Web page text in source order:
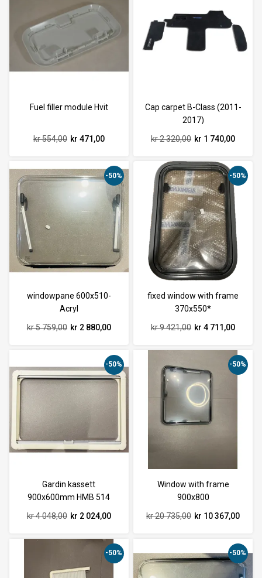
Fuel filler module Hvit
kr 554,00 kr 471,00
Cap carpet B-Class (2011-
2017)
kr 2 320,00 kr 1 740,00
windowpane 600x510-
Acryl
-50%
kr 5 759,00 kr 2 880,00
fixed window with frame
370x550*
-50%
kr 9 421,00 kr 4 711,00
Gardin kassett
900x600mm HMB 514
2011
-50%
kr 4 048,00 kr 2 024,00
Window with frame
900x800
-50%
kr 20 735,00 kr 10 367,00
-50% -50%